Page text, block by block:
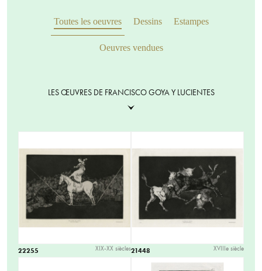
Toutes les oeuvres Dessins Estampes
Oeuvres vendues
LES ŒUVRES DE FRANCISCO GOYA Y LUCIENTES
22255 XIX-XX siècles21448 XVIIIe siècle